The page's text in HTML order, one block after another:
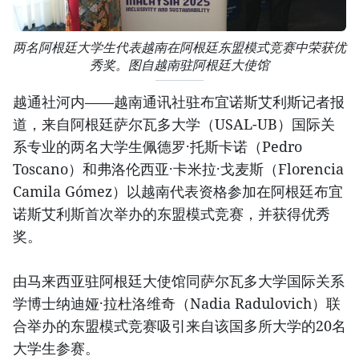
两名阿根廷大学生代表越南在阿根廷东盟模式竞赛中荣获优
秀奖。图自越南驻阿根廷大使馆
越通社河内——越南通讯社驻布宜诺斯艾利斯记者报
道，来自阿根廷萨尔瓦多大学（USAL-UB）国际关
系专业的两名大学生佩德罗·托斯卡诺（Pedro
Toscano）和弗洛伦西亚·卡米拉·戈麦斯（Florencia
Camila Gómez）以越南代表资格参加在阿根廷布宜
诺斯艾利斯首次举办的东盟模式竞赛，并获得优秀
奖。
由马来西亚驻阿根廷大使馆同萨尔瓦多大学国际关系
学博士纳迪娅·拉杜洛维奇（Nadia Radulovich）联
合举办的东盟模式竞赛吸引来自该国多所大学的20名
大学生参赛。